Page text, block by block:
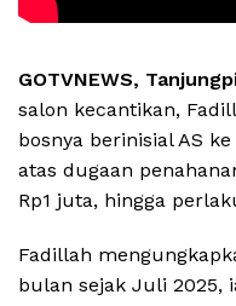
GOTVNEWS,
salon kecantikan,
bosnya berinisial AS
atas dugaan
Rp1 juta, hingga
Fadillah
bulan sejak Juli 2025,